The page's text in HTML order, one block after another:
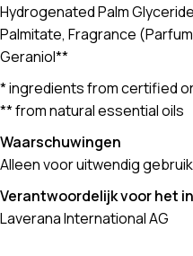
Hydrogenated Palm
Palmitate, Fragrance
Geraniol**
* ingredients from certified
** from natural essential oils
Waarschuwingen
Alleen voor uitwendig
Verantwoordelijk voor het
Laverana International AG